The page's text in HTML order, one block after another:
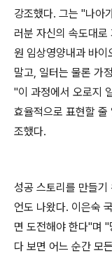
강조했다. 그는 "나아
러분 자신의 속도대
원 임상영양내과 바
말고, 일터는 물론 가
"이 과정에서 오로지
효율적으로 표현할
조했다.
성공 스토리를 만들기
언도 나왔다. 이은숙
면 도전해야 한다"며
다 보면 어느 순간 모